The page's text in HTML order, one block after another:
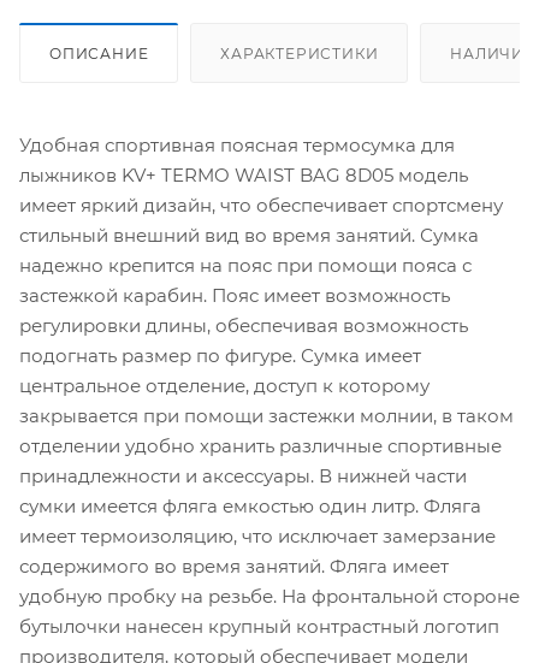
ОПИСАНИЕ ХАРАКТЕРИСТИКИ НАЛИЧИЕ
Удобная спортивная поясная термосумка для
лыжников KV+ TERMO WAIST BAG 8D05 модель
имеет яркий дизайн, что обеспечивает спортсмену
стильный внешний вид во время занятий. Сумка
надежно крепится на пояс при помощи пояса с
застежкой карабин. Пояс имеет возможность
регулировки длины, обеспечивая возможность
подогнать размер по фигуре. Сумка имеет
центральное отделение, доступ к которому
закрывается при помощи застежки молнии, в таком
отделении удобно хранить различные спортивные
принадлежности и аксессуары. В нижней части
сумки имеется фляга емкостью один литр. Фляга
имеет термоизоляцию, что исключает замерзание
содержимого во время занятий. Фляга имеет
удобную пробку на резьбе. На фронтальной стороне
бутылочки нанесен крупный контрастный логотип
производителя, который обеспечивает модели